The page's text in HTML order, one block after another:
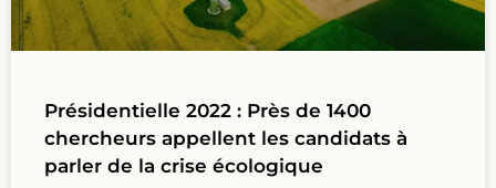
Présidentielle 2022 : Près de 1400
chercheurs appellent les candidats à
parler de la crise écologique